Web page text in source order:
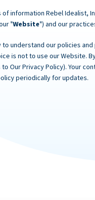
information Rebel Idealist,
"Website") and our
understand our policies
is not to use our Website.
Our Privacy Policy). Your
periodically for updates.